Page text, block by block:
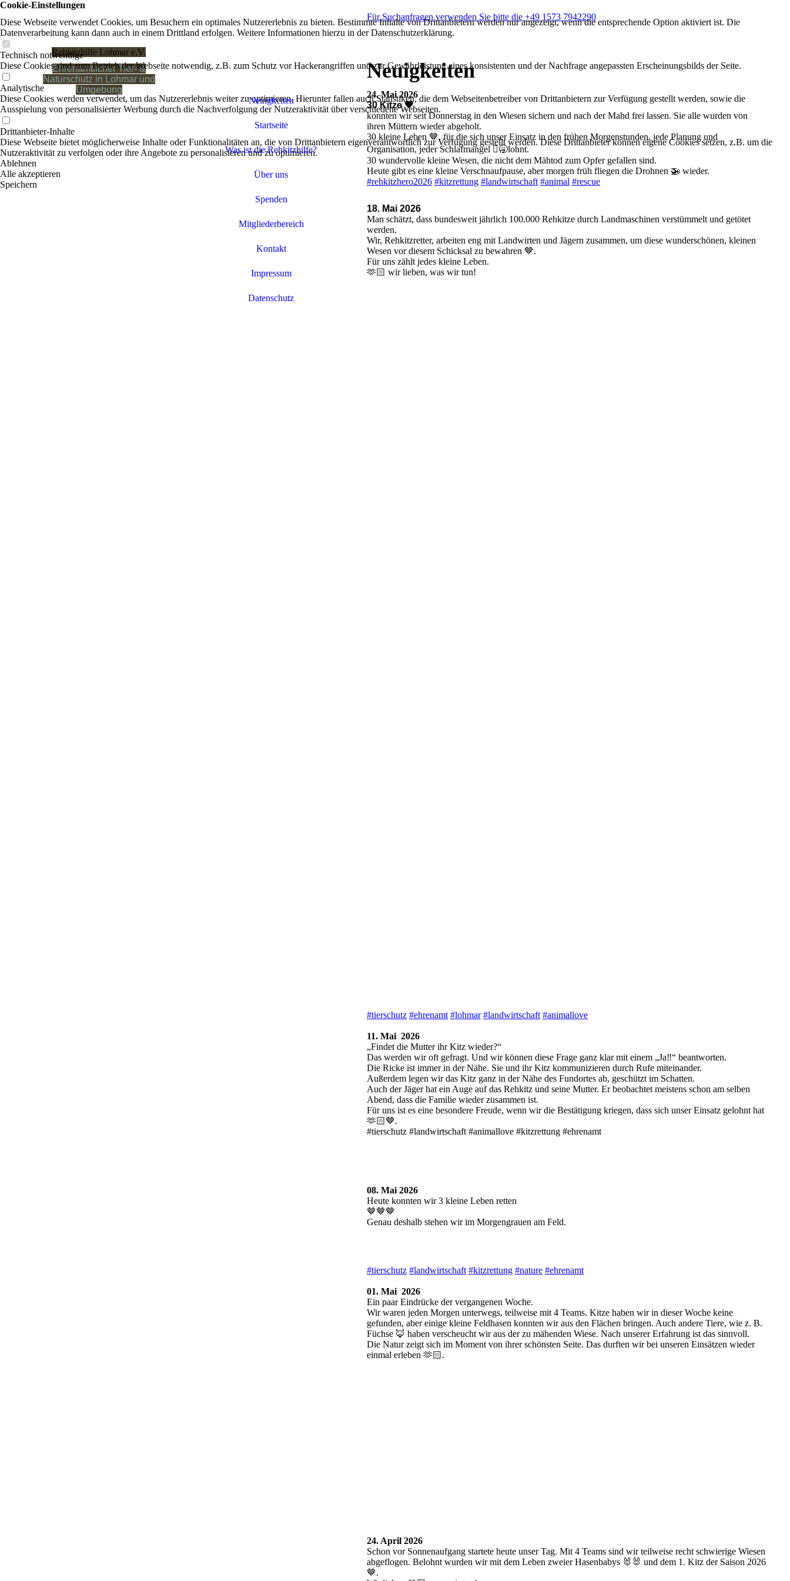
Rehkitzhilfe Lohmar e.V.
Ehrenamtlicher Tier- &
Naturschutz in Lohmar und
Umgebung
Neuigkeiten
Startseite
Was ist die Rehkitzhilfe?
Über uns
Spenden
Mitgliederbereich
Kontakt
Impressum
Datenschutz
Für Suchanfragen verwenden Sie bitte die +49 1573 7942290
Neuigkeiten
24. Mai 2026
30 Kitze 🤎
konnten wir seit Donnerstag in den Wiesen sichern und nach der Mahd frei lassen. Sie alle wurden von
ihren Müttern wieder abgeholt.
30 kleine Leben 🤎, für die sich unser Einsatz in den frühen Morgenstunden, jede Planung und
Organisation, jeder Schlafmangel 🫩🥱lohnt.
30 wundervolle kleine Wesen, die nicht dem Mähtod zum Opfer gefallen sind.
Heute gibt es eine kleine Verschnaufpause, aber morgen früh fliegen die Drohnen 🚁 wieder.
#rehkitzhero2026 #kitzrettung #landwirtschaft #animal #rescue
18. Mai 2026
Man schätzt, dass bundesweit jährlich 100.000 Rehkitze durch Landmaschinen verstümmelt und getötet
werden.
Wir, Rehkitzretter, arbeiten eng mit Landwirten und Jägern zusammen, um diese wunderschönen, kleinen
Wesen vor diesem Schicksal zu bewahren 🤎.
Für uns zählt jedes kleine Leben.
🫶🏻 wir lieben, was wir tun!
#tierschutz #ehrenamt #lohmar #landwirtschaft #animallove
11. Mai 2026
„Findet die Mutter ihr Kitz wieder?“
Das werden wir oft gefragt. Und wir können diese Frage ganz klar mit einem „Ja‼️“ beantworten.
Die Ricke ist immer in der Nähe. Sie und ihr Kitz kommunizieren durch Rufe miteinander.
Außerdem legen wir das Kitz ganz in der Nähe des Fundortes ab, geschützt im Schatten.
Auch der Jäger hat ein Auge auf das Rehkitz und seine Mutter. Er beobachtet meistens schon am selben
Abend, dass die Familie wieder zusammen ist.
Für uns ist es eine besondere Freude, wenn wir die Bestätigung kriegen, dass sich unser Einsatz gelohnt hat
🫶🏻🤎.
#tierschutz #landwirtschaft #animallove #kitzrettung #ehrenamt
08. Mai 2026
Heute konnten wir 3 kleine Leben retten
🤎🤎🤎
Genau deshalb stehen wir im Morgengrauen am Feld.
#tierschutz #landwirtschaft #kitzrettung #nature #ehrenamt
01. Mai 2026
Ein paar Eindrücke der vergangenen Woche.
Wir waren jeden Morgen unterwegs, teilweise mit 4 Teams. Kitze haben wir in dieser Woche keine
gefunden, aber einige kleine Feldhasen konnten wir aus den Flächen bringen. Auch andere Tiere, wie z. B.
Füchse 🦊 haben verscheucht wir aus der zu mähenden Wiese. Nach unserer Erfahrung ist das sinnvoll.
Die Natur zeigt sich im Moment von ihrer schönsten Seite. Das durften wir bei unseren Einsätzen wieder
einmal erleben 🫶🏻.
24. April 2026
Schon vor Sonnenaufgang startete heute unser Tag. Mit 4 Teams sind wir teilweise recht schwierige Wiesen
abgeflogen. Belohnt wurden wir mit dem Leben zweier Hasenbabys 🐰🐰 und dem 1. Kitz der Saison 2026
🤎.
Cookie-Einstellungen
Diese Webseite verwendet Cookies, um Besuchern ein optimales Nutzererlebnis zu bieten. Bestimmte Inhalte von Drittanbietern werden nur angezeigt, wenn die entsprechende Option aktiviert ist. Die
Datenverarbeitung kann dann auch in einem Drittland erfolgen. Weitere Informationen hierzu in der Datenschutzerklärung.
Technisch notwendige
Diese Cookies sind zum Betrieb der Webseite notwendig, z.B. zum Schutz vor Hackerangriffen und zur Gewährleistung eines konsistenten und der Nachfrage angepassten Erscheinungsbilds der Seite.
Analytische
Diese Cookies werden verwendet, um das Nutzererlebnis weiter zu optimieren. Hierunter fallen auch Statistiken, die dem Webseitenbetreiber von Drittanbietern zur Verfügung gestellt werden, sowie die
Ausspielung von personalisierter Werbung durch die Nachverfolgung der Nutzeraktivität über verschiedene Webseiten.
Drittanbieter-Inhalte
Diese Webseite bietet möglicherweise Inhalte oder Funktionalitäten an, die von Drittanbietern eigenverantwortlich zur Verfügung gestellt werden. Diese Drittanbieter können eigene Cookies setzen, z.B. um die
Nutzeraktivität zu verfolgen oder ihre Angebote zu personalisieren und zu optimieren.
Ablehnen
Alle akzeptieren
Speichern